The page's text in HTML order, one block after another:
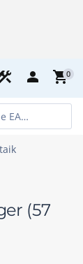
person shopping_cart0
(57